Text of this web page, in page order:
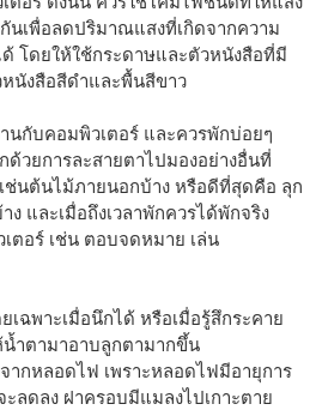
เพื่อลดปริมาณแสงที่เกิดจากความ
ด้ โดยให้ใช้กระดาษและตัวหนังสือที่มี
นังสือสีดำและพื้นสีขาว
านกับคอมพิวเตอร์ และควรพักบ่อยๆ
ด้วยการละสายตาไปมองอย่างอื่นที่
ช่นต้นไม้ภายนอกบ้าง หรือดีที่สุดคือ ลุก
และเมื่อถึงเวลาพักควรได้พักจริง
ตอร์ เช่น ตอบจดหมาย เล่น
ฉพาะเมื่อนึกได้ หรือเมื่อรู้สึกระคาย
น้ำตามาอาบลูกตามากขึ้น
กหลอดไฟ เพราะหลอดไฟมีอายุการ
ะลดลง ฝาครอบมีแมลงไปเกาะตาย